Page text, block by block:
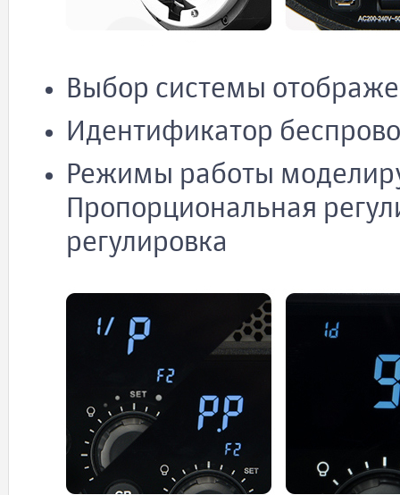
Выбор системы
Идентификатор
Режимы работы
Пропорциональная
регулировка